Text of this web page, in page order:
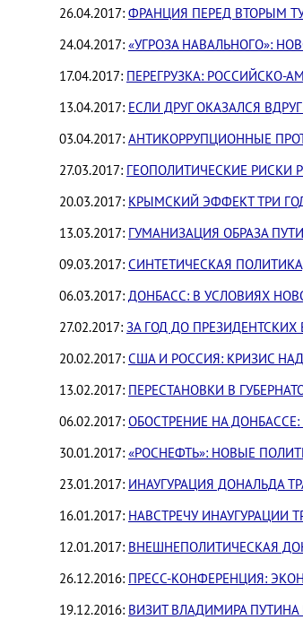
26.04.2017: ФРАНЦИЯ ПЕРЕД ВТОРЫМ
24.04.2017: «УГРОЗА НАВАЛЬНОГО»:
17.04.2017: ПЕРЕГРУЗКА:
13.04.2017: ЕСЛИ ДРУГ ОКАЗАЛСЯ
03.04.2017: АНТИКОРРУПЦИОННЫЕ
27.03.2017: ГЕОПОЛИТИЧЕСКИЕ
20.03.2017: КРЫМСКИЙ ЭФФЕКТ ТРИ
13.03.2017: ГУМАНИЗАЦИЯ ОБРАЗА
09.03.2017: СИНТЕТИЧЕСКАЯ
06.03.2017: ДОНБАСС: В УСЛОВИЯХ
27.02.2017: ЗА ГОД ДО
20.02.2017: США И РОССИЯ: КРИЗИС
13.02.2017: ПЕРЕСТАНОВКИ В
06.02.2017: ОБОСТРЕНИЕ НА
30.01.2017: «РОСНЕФТЬ»: НОВЫЕ
23.01.2017: ИНАУГУРАЦИЯ ДОНАЛЬДА
16.01.2017: НАВСТРЕЧУ ИНАУГУРАЦИИ
12.01.2017: ВНЕШНЕПОЛИТИЧЕСКАЯ
26.12.2016: ПРЕСС-КОНФЕРЕНЦИЯ:
19.12.2016: ВИЗИТ ВЛАДИМИРА